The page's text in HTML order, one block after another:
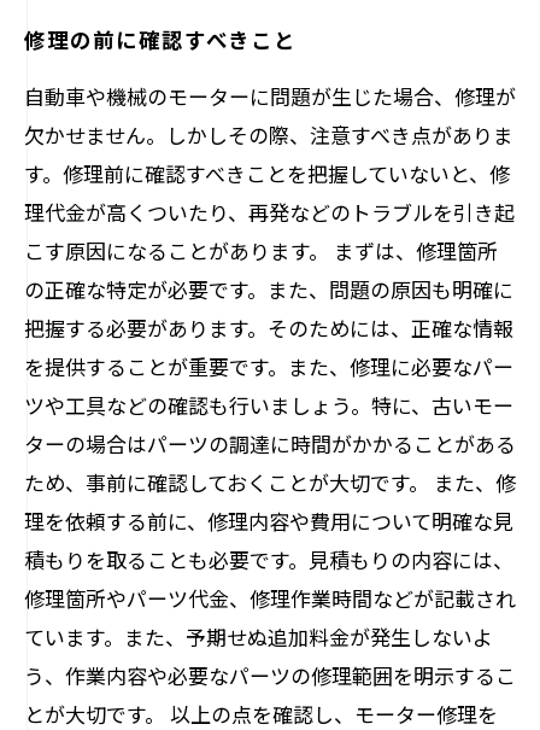
修理の前に確認すべきこと
自動車や機械のモーターに問題が生じた場合、修理が
欠かせません。しかしその際、注意すべき点がありま
す。修理前に確認すべきことを把握していないと、修
理代金が高くついたり、再発などのトラブルを引き起
こす原因になることがあります。 まずは、修理箇所
の正確な特定が必要です。また、問題の原因も明確に
把握する必要があります。そのためには、正確な情報
を提供することが重要です。また、修理に必要なパー
ツや工具などの確認も行いましょう。特に、古いモー
ターの場合はパーツの調達に時間がかかることがある
ため、事前に確認しておくことが大切です。 また、修
理を依頼する前に、修理内容や費用について明確な見
積もりを取ることも必要です。見積もりの内容には、
修理箇所やパーツ代金、修理作業時間などが記載され
ています。また、予期せぬ追加料金が発生しないよ
う、作業内容や必要なパーツの修理範囲を明示するこ
とが大切です。 以上の点を確認し、モーター修理を